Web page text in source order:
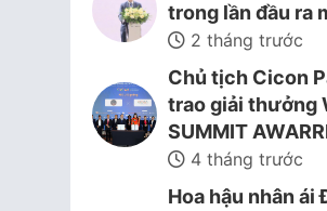
trong lần đầu ra
2 tháng trước
Chủ tịch Cicon
trao giải thưởng
SUMMIT
4 tháng trước
Hoa hậu nhân ái